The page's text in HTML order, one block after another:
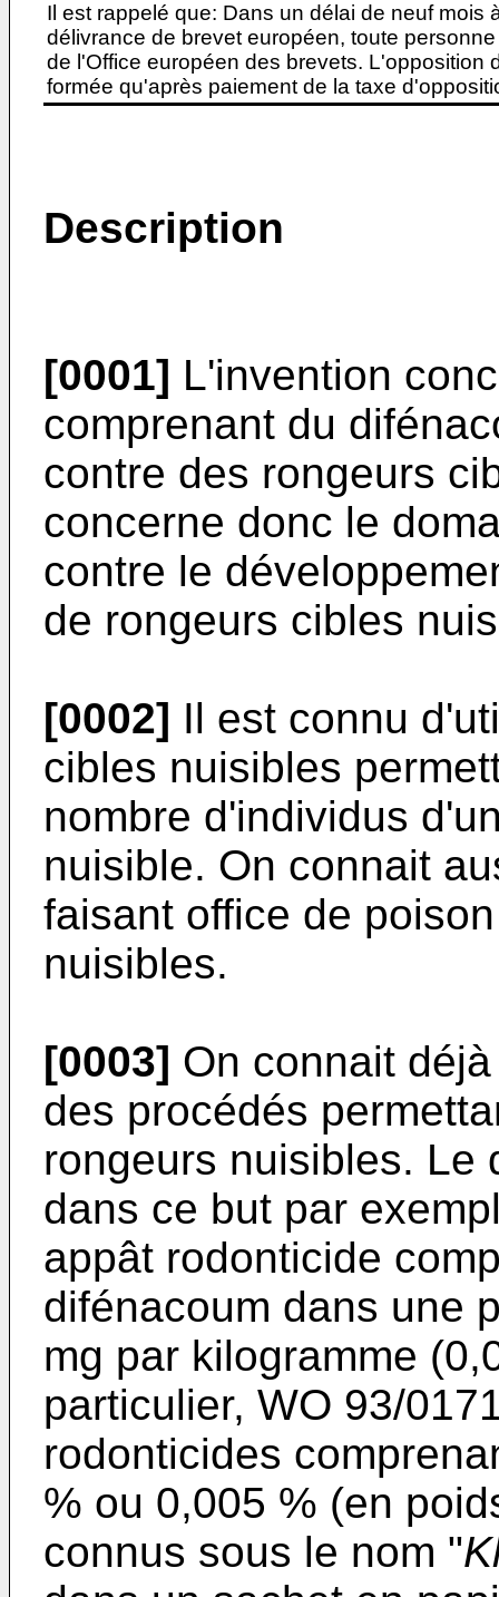
Il est rappelé que: Dans un délai de neuf
délivrance de brevet européen, toute
de l'Office européen des brevets. L'opposition
formée qu'après paiement de la taxe
Description
[0001] L'invention
comprenant du
contre des rongeurs
concerne donc le
contre le
de rongeurs cibles
[0002] Il est connu
cibles nuisibles
nombre d'individus
nuisible. On connait
faisant office de
nuisibles.
[0003] On connait
des procédés
rongeurs nuisibles. Le
dans ce but par
appât rodonticide
difénacoum dans une
mg par kilogramme
particulier, WO 93/
rodonticides
% ou 0,005 % (en
connus sous le nom "